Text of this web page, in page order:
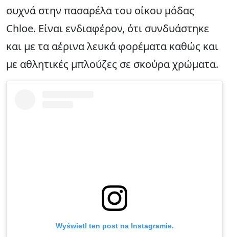
συχνά στην πασαρέλα του οίκου μόδας
Chloe. Είναι ενδιαφέρον, ότι συνδυάστηκε
και με τα αέρινα λευκά φορέματα καθώς και
με αθλητικές μπλούζες σε σκούρα χρώματα.
Wyświetl ten post na Instagramie.